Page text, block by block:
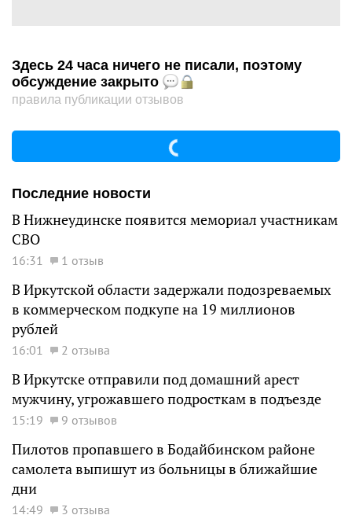
Здесь 24 часа ничего не писали, поэтому
обсуждение закрыто
правила публикации отзывов
Последние новости
В Нижнеудинске появится мемориал участникам
СВО
16:31 1 отзыв
В Иркутской области задержали подозреваемых
в коммерческом подкупе на 19 миллионов
рублей
16:01 2 отзыва
В Иркутске отправили под домашний арест
мужчину, угрожавшего подросткам в подъезде
15:19 9 отзывов
Пилотов пропавшего в Бодайбинском районе
самолета выпишут из больницы в ближайшие
дни
14:49
3 отзыва